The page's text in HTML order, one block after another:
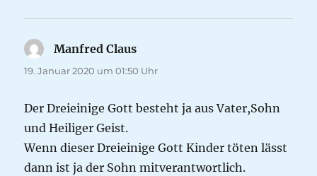
Manfred Claus
19. Januar 2020 um 01:50 Uhr
Der Dreieinige Gott besteht ja aus Vater,Sohn
und Heiliger Geist.
Wenn dieser Dreieinige Gott Kinder töten lässt
dann ist ja der Sohn mitverantwortlich.